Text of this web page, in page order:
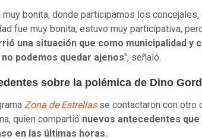
bonita, donde participamos los concejales,
fue muy bonita, estuvo muy participativa,
una situación que como municipalidad y
podemos quedar ajenos", señaló.
sobre la polémica de Dino
Zona de Estrellasse contactaron con otro
quien compartió nuevos antecedentes
en las últimas horas.